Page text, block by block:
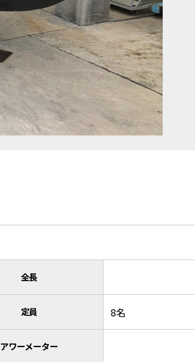
全長
定員 8名
アワーメーター